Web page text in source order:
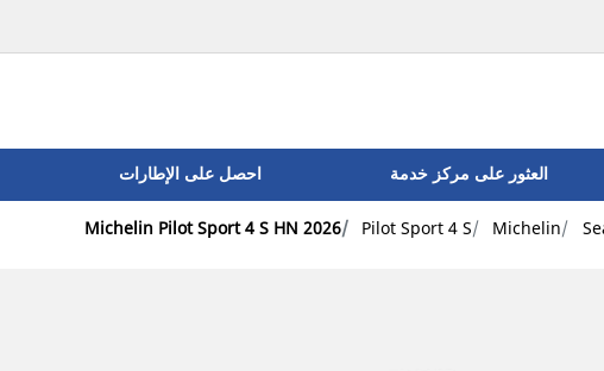
العثور على مركز خدمة احصل على الإطارات
Michelin
Pilot Sport 4 S
Michelin Pilot Sport 4 S HN 2026